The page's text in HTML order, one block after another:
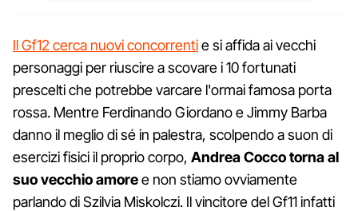
Il Gf12 cerca nuovi concorrentie si affida ai vecchi
personaggi per riuscire a scovare i 10 fortunati
prescelti che potrebbe varcare l'ormai famosa porta
rossa. Mentre Ferdinando Giordano e Jimmy Barba
danno il meglio di sé in palestra, scolpendo a suon di
esercizi fisici il proprio corpo, Andrea Cocco torna al
suo vecchio amoree non stiamo ovviamente
parlando di Szilvia Miskolczi. Il vincitore del Gf11 infatti